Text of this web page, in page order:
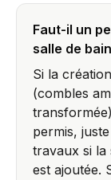
Faut-il un
salle de
Si la
(combles
permis,
travaux si la
est ajoutée.